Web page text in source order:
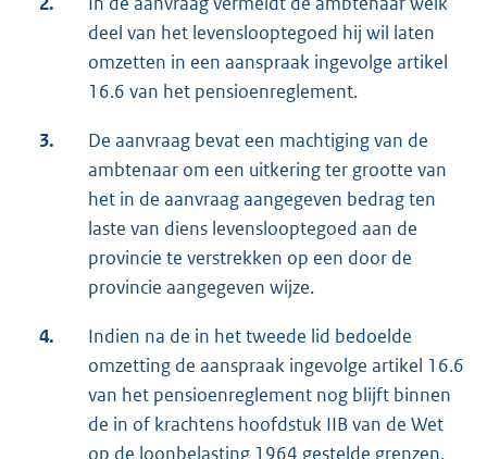
deel van het levenslooptegoed hij wil laten
omzetten in een aanspraak ingevolge artikel
16.6 van het pensioenreglement.
3.
De aanvraag bevat een machtiging van de
ambtenaar om een uitkering ter grootte van
het in de aanvraag aangegeven bedrag ten
laste van diens levenslooptegoed aan de
provincie te verstrekken op een door de
provincie aangegeven wijze.
4.
Indien na de in het tweede lid bedoelde
omzetting de aanspraak ingevolge artikel 16.6
van het pensioenreglement nog blijft binnen
de in of krachtens hoofdstuk IIB van de Wet
op de loonbelasting 1964 gestelde grenzen,